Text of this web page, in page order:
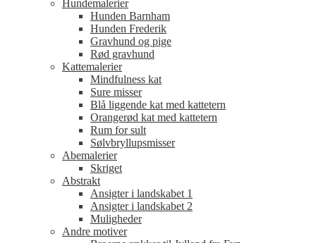
Hundemalerier
Hunden Barnham
Hunden Frederik
Gravhund og pige
Rød gravhund
Kattemalerier
Mindfulness kat
Sure misser
Blå liggende kat med kattetern
Orangerød kat med kattetern
Rum for sult
Sølvbryllupsmisser
Abemalerier
Skriget
Abstrakt
Ansigter i landskabet 1
Ansigter i landskabet 2
Muligheder
Andre motiver